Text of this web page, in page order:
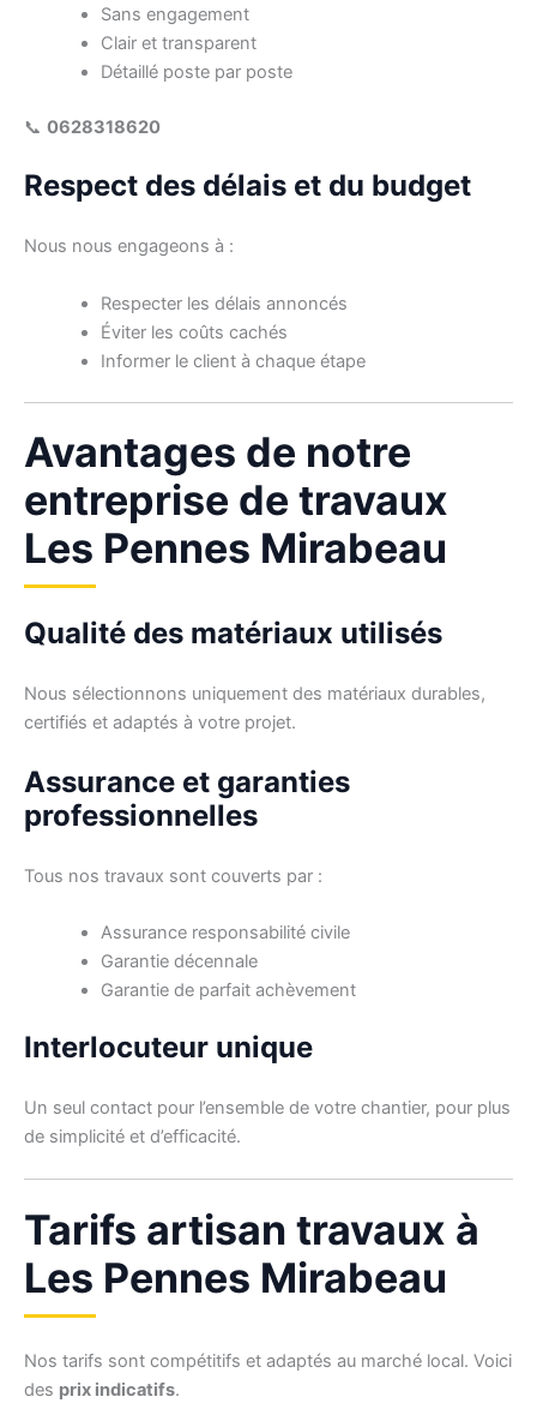
Sans engagement
Clair et transparent
Détaillé poste par poste
📞 0628318620
Respect des délais et du budget
Nous nous engageons à :
Respecter les délais annoncés
Éviter les coûts cachés
Informer le client à chaque étape
Avantages de notre
entreprise de travaux
Les Pennes Mirabeau
Qualité des matériaux utilisés
Nous sélectionnons uniquement des matériaux durables,
certifiés et adaptés à votre projet.
Assurance et garanties
professionnelles
Tous nos travaux sont couverts par :
Assurance responsabilité civile
Garantie décennale
Garantie de parfait achèvement
Interlocuteur unique
Un seul contact pour l’ensemble de votre chantier, pour plus
de simplicité et d’efficacité.
Tarifs artisan travaux à
Les Pennes Mirabeau
Nos tarifs sont compétitifs et adaptés au marché local. Voici
des prix indicatifs.